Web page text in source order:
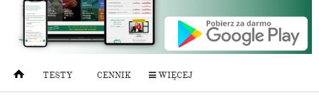
TESTY CENNIK WIĘCEJ